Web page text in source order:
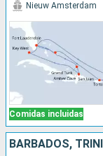
Comidas incluidas
Nieuw Amsterdam